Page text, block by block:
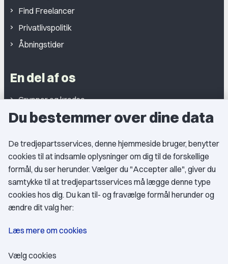
Find Freelancer
Privatlivspolitik
Åbningstider
En del af os
Grupper og kredse
Studentergrupper
Medlemskab
Fordele som medlem
Kontingent
Du bestemmer over dine data
De tredjepartsservices, denne hjemmeside bruger, benytter
cookies til at indsamle oplysninger om dig til de forskellige
formål, du ser herunder. Vælger du "Accepter alle", giver du
samtykke til at tredjepartsservices må lægge denne type
cookies hos dig. Du kan til- og fravælge formål herunder og
ændre dit valg her:
Læs mere om cookies
Vælg cookies